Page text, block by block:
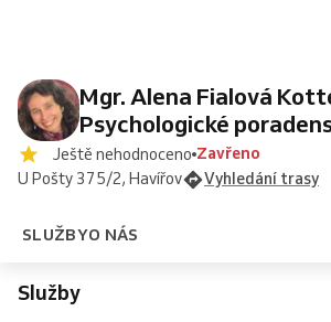
Mgr. Alena Fialová
Psychologické
Ještě nehodnoceno Zavřeno
U Pošty 375/2, Havířov
Vyhledání trasy
SLUŽBYO NÁS
Služby